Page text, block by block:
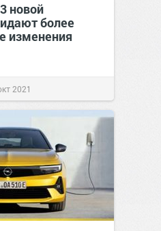
новой
более
изменения
2021